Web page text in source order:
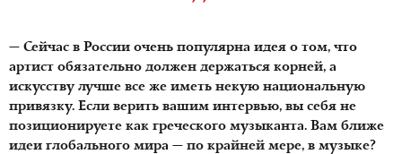
— Сейчас в России очень популярна идея о том, что
артист обязательно должен держаться корней, а
искусству лучше все же иметь некую национальную
привязку. Если верить вашим интервью, вы себя не
позиционируете как греческого музыканта. Вам ближе
идеи глобального мира — по крайней мере, в музыке?